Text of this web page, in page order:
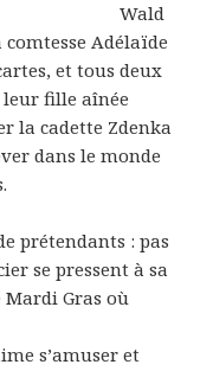
Wald
Adélaïde
et tous deux
fille aînée
la cadette Zdenka
dans le monde
prétendants : pas
se pressent à sa
Gras où
s’amuser et